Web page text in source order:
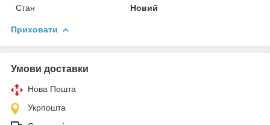
Стан
Новий
Приховати
Умови доставки
Нова Пошта
Укрпошта